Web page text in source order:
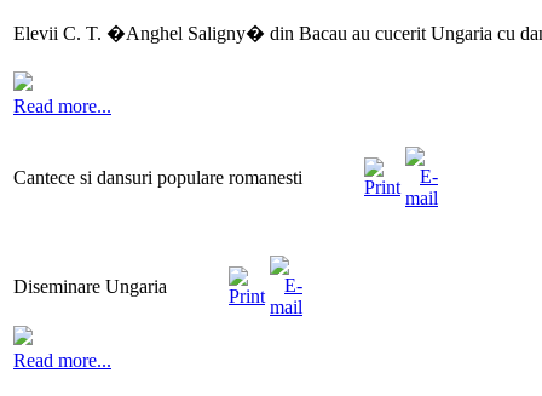
Elevii C. T. �Anghel Saligny� din Bacau au cucerit Ungaria cu
Read more...
Cantece si dansuri populare romanesti
Diseminare Ungaria
Read more...